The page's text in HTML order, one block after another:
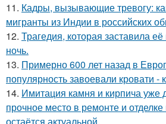
11. Кадры, вызывающие тревогу:
мигранты из Индии в российских
12. Трагедия, которая заставила
ночь.
13. Примерно 600 лет назад в
популярность завоевали кровати -
14. Имитация камня и кирпича уже
прочное место в ремонте и